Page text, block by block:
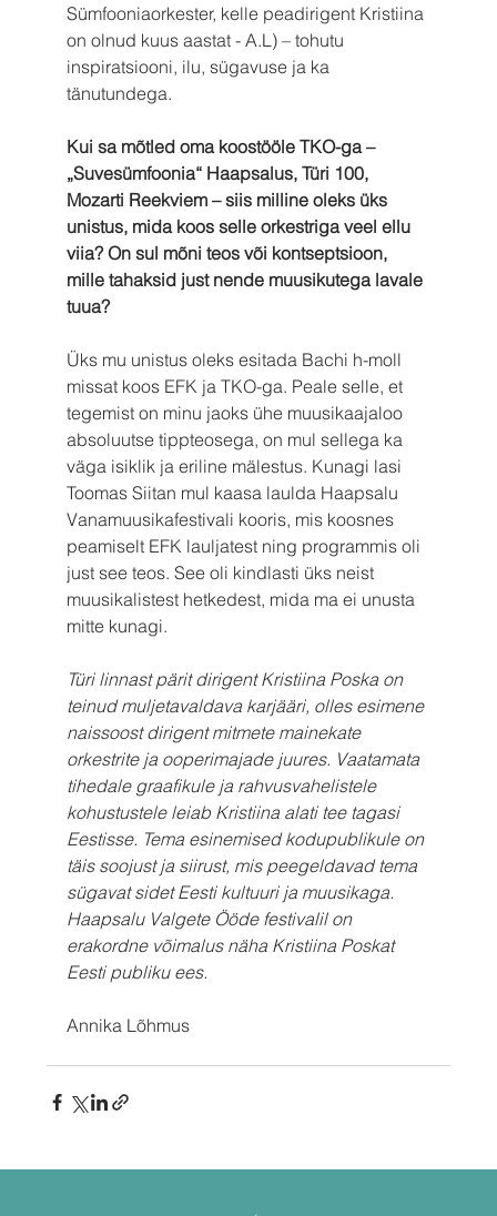
Sümfooniaorkester, kelle peadirigent Kristiina
on olnud kuus aastat - A.L) – tohutu
inspiratsiooni, ilu, sügavuse ja ka
tänutundega.
Kui sa mõtled oma koostööle TKO-ga –
„Suvesümfoonia“ Haapsalus, Türi 100,
Mozarti Reekviem – siis milline oleks üks
unistus, mida koos selle orkestriga veel ellu
viia? On sul mõni teos või kontseptsioon,
mille tahaksid just nende muusikutega lavale
tuua?
Üks mu unistus oleks esitada Bachi h-moll
missat koos EFK ja TKO-ga. Peale selle, et
tegemist on minu jaoks ühe muusikaajaloo
absoluutse tippteosega, on mul sellega ka
väga isiklik ja eriline mälestus. Kunagi lasi
Toomas Siitan mul kaasa laulda Haapsalu
Vanamuusikafestivali kooris, mis koosnes
peamiselt EFK lauljatest ning programmis oli
just see teos. See oli kindlasti üks neist
muusikalistest hetkedest, mida ma ei unusta
mitte kunagi.
Türi linnast pärit dirigent Kristiina Poska on
teinud muljetavaldava karjääri, olles esimene
naissoost dirigent mitmete mainekate
orkestrite ja ooperimajade juures. Vaatamata
tihedale graafikule ja rahvusvahelistele
kohustustele leiab Kristiina alati tee tagasi
Eestisse. Tema esinemised kodupublikule on
täis soojust ja siirust, mis peegeldavad tema
sügavat sidet Eesti kultuuri ja muusikaga.
Haapsalu Valgete Ööde festivalil on
erakordne võimalus näha Kristiina Poskat
Eesti publiku ees.
Annika Lõhmus